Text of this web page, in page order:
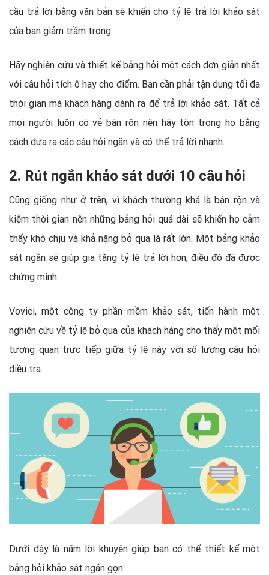
cầu trả lời bằng văn bản sẽ khiến cho tỷ lệ trả lời khảo sát
của bạn giảm trầm trọng.
Hãy nghiên cứu và thiết kế bảng hỏi một cách đơn giản nhất
với câu hỏi tích ô hay cho điểm. Bạn cần phải tận dụng tối đa
thời gian mà khách hàng dành ra để trả lời khảo sát. Tất cả
mọi người luôn có vẻ bận rộn nên hãy tôn trọng họ bằng
cách đưa ra các câu hỏi ngắn và có thể trả lời nhanh.
2. Rút ngắn khảo sát dưới 10 câu hỏi
Cũng giống như ở trên, vì khách thường khá là bận rộn và
kiệm thời gian nên những bảng hỏi quá dài sẽ khiến họ cảm
thấy khó chịu và khả năng bỏ qua là rất lớn. Một bảng khảo
sát ngắn sẽ giúp gia tăng tỷ lệ trả lời hơn, điều đó đã được
chứng minh.
Vovici, một công ty phần mềm khảo sát, tiến hành một
nghiên cứu về tỷ lệ bỏ qua của khách hàng cho thấy một mối
tương quan trực tiếp giữa tỷ lệ này với số lượng câu hỏi
điều tra.
Dưới đây là năm lời khuyên giúp bạn có thể thiết kế một
bảng hỏi khảo sát ngắn gọn: